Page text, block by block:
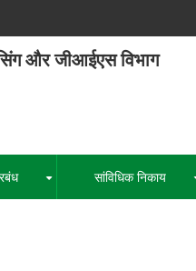
और जीआईएस विभाग
हेमवती नंदन
एक
सांविधिक निकाय